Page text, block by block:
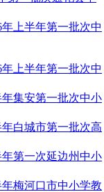
年上半年第一批次中
年上半年第一批次中
年集安第一批次中小
年白城市第一批次高
年第一次延边州中小
年梅河口市中小学教